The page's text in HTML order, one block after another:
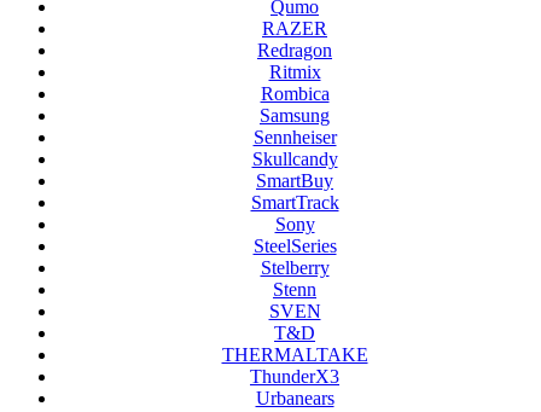
Qumo
RAZER
Redragon
Ritmix
Rombica
Samsung
Sennheiser
Skullcandy
SmartBuy
SmartTrack
Sony
SteelSeries
Stelberry
Stenn
SVEN
T&D
THERMALTAKE
ThunderX3
Urbanears